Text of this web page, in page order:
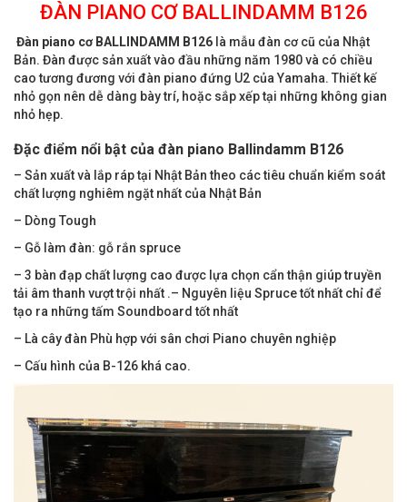
ĐÀN PIANO CƠ BALLINDAMM B126
Đàn piano cơ BALLINDAMM B126 là mẫu đàn cơ cũ của Nhật
Bản. Đàn được sản xuất vào đầu những năm 1980 và có chiều
cao tương đương với đàn piano đứng U2 của Yamaha. Thiết kế
nhỏ gọn nên dễ dàng bày trí, hoặc sắp xếp tại những không gian
nhỏ hẹp.
Đặc điểm nổi bật của đàn piano Ballindamm B126
– Sản xuất và lắp ráp tại Nhật Bản theo các tiêu chuẩn kiểm soát
chất lượng nghiêm ngặt nhất của Nhật Bản
– Dòng Tough
– Gỗ làm đàn: gỗ rắn spruce
– 3 bàn đạp chất lượng cao được lựa chọn cẩn thận giúp truyền
tải âm thanh vượt trội nhất .– Nguyên liệu Spruce tốt nhất chỉ để
tạo ra những tấm Soundboard tốt nhất
– Là cây đàn Phù hợp với sân chơi Piano chuyên nghiệp
– Cấu hình của B-126 khá cao.